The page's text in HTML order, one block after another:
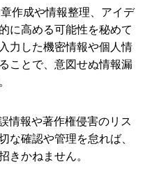
作成や情報整理、アイデ
に高める可能性を秘めて
力した機密情報や個人情
ことで、意図せぬ情報漏
情報や著作権侵害のリス
な確認や管理を怠れば、
きかねません。